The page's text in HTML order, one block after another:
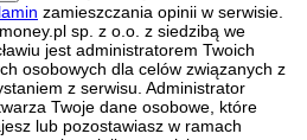
zamieszczania opinii w serwisie.
sp. z o.o. z siedzibą we
jest administratorem Twoich
osobowych dla celów związanych z
z serwisu. Administrator
Twoje dane osobowe, które
lub pozostawiasz w ramach